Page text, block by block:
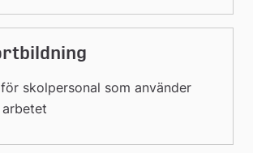
skolpersonal som använder